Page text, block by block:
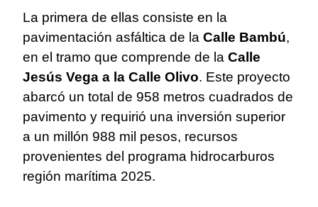
La primera de ellas consiste en la
pavimentación asfáltica de la Calle Bambú,
en el tramo que comprende de la Calle
Jesús Vega a la Calle Olivo. Este proyecto
abarcó un total de 958 metros cuadrados de
pavimento y requirió una inversión superior
a un millón 988 mil pesos, recursos
provenientes del programa hidrocarburos
región marítima 2025.